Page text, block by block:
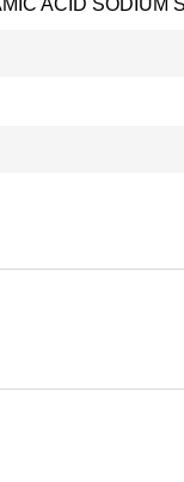
ACID SODIUM